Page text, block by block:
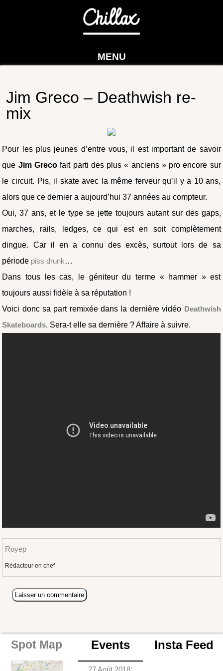
MENU
Jim Greco – Deathwish re-
mix
Pour les plus jeunes d’entre vous, il est important de savoir
que Jim Greco fait parti des plus « anciens » pro encore sur
le circuit. Pis, il skate avec la même ferveur qu’il y a 10 ans,
alors que ce dernier a aujourd’hui 37 années au compteur.
Oui, 37 ans, et le type se jette toujours autant sur des gaps,
marches, rails, ledges, ce qui est en soit complètement
dingue. Car il en a connu des excès, surtout lors de sa
période piss drunk…
Dans tous les cas, le géniteur du terme « hammer » est
toujours aussi fidèle à sa réputation !
Voici donc sa part remixée dans la dernière vidéo Deathwish
Skateboards. Sera-t elle sa dernière ? Affaire à suivre.
Royep
Rédacteur en chef
Spot Map Events
27 Août 2018:
Insta Feed